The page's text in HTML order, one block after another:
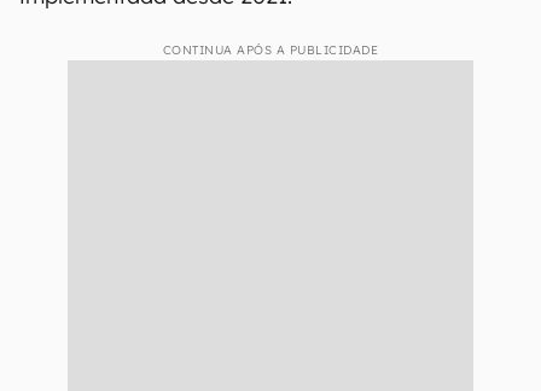
CONTINUA APÓS A PUBLICIDADE